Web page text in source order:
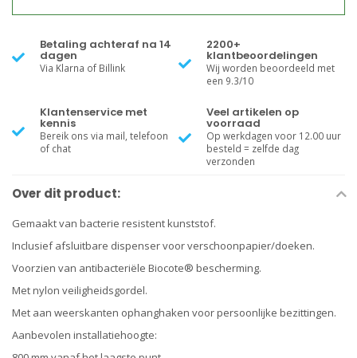
Betaling achteraf na 14
dagen
Via Klarna of Billink
2200+
klantbeoordelingen
Wij worden beoordeeld met
een 9.3/10
Klantenservice met
kennis
Bereik ons via mail, telefoon
of chat
Veel artikelen op
voorraad
Op werkdagen voor 12.00 uur
besteld = zelfde dag
verzonden
Over dit product:
Gemaakt van bacterie resistent kunststof.
Inclusief afsluitbare dispenser voor verschoonpapier/doeken.
Voorzien van antibacteriële Biocote® bescherming.
Met nylon veiligheidsgordel.
Met aan weerskanten ophanghaken voor persoonlijke bezittingen.
Aanbevolen installatiehoogte: